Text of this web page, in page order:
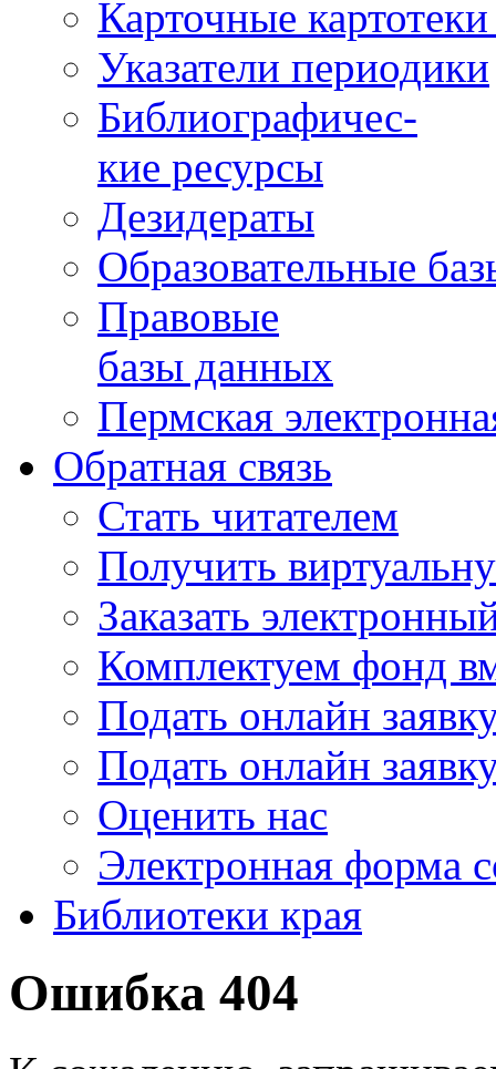
Карточные
Указатели периодики
Библиографичес-
кие ресурсы
Дезидераты
Образовательные
Правовые
базы данных
Пермская
Обратная связь
Стать читателем
Получить
Заказать
Комплектуем фонд
Подать онлайн
Подать онлайн
Оценить нас
Электронная форма
Библиотеки края
Ошибка 404